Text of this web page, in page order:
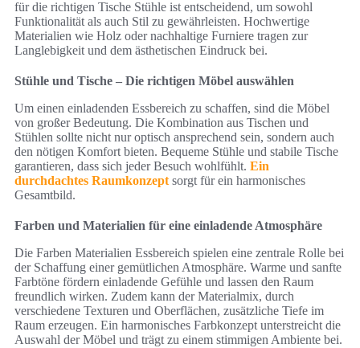
für die richtigen Tische Stühle ist entscheidend, um sowohl
Funktionalität als auch Stil zu gewährleisten. Hochwertige
Materialien wie Holz oder nachhaltige Furniere tragen zur
Langlebigkeit und dem ästhetischen Eindruck bei.
Stühle und Tische – Die richtigen Möbel auswählen
Um einen einladenden Essbereich zu schaffen, sind die Möbel
von großer Bedeutung. Die Kombination aus Tischen und
Stühlen sollte nicht nur optisch ansprechend sein, sondern auch
den nötigen Komfort bieten. Bequeme Stühle und stabile Tische
garantieren, dass sich jeder Besuch wohlfühlt. Ein
durchdachtes Raumkonzept sorgt für ein harmonisches
Gesamtbild.
Farben und Materialien für eine einladende Atmosphäre
Die Farben Materialien Essbereich spielen eine zentrale Rolle bei
der Schaffung einer gemütlichen Atmosphäre. Warme und sanfte
Farbtöne fördern einladende Gefühle und lassen den Raum
freundlich wirken. Zudem kann der Materialmix, durch
verschiedene Texturen und Oberflächen, zusätzliche Tiefe im
Raum erzeugen. Ein harmonisches Farbkonzept unterstreicht die
Auswahl der Möbel und trägt zu einem stimmigen Ambiente bei.